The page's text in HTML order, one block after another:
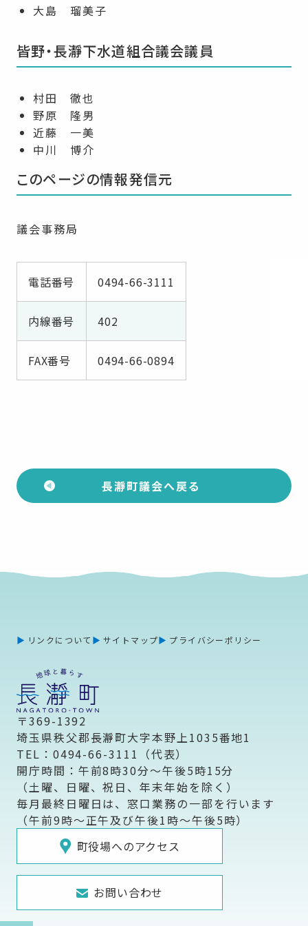
大島 瑠美子
皆野・長瀞下水道組合議会議員
村田 徹也
野原 隆男
近藤 一美
中川 博介
このページの情報発信元
議会事務局
電話番号 0494-66-3111
内線番号 402
FAX番号 0494-66-0894
長瀞町議会へ戻る
リンクについて サイトマップ プライバシーポリシー
〒369-1392
埼玉県秩父郡長瀞町大字本野上1035番地1
TEL：0494-66-3111（代表）
開庁時間：午前8時30分～午後5時15分
（土曜、日曜、祝日、年末年始を除く）
毎月最終日曜日は、窓口業務の一部を行います
（午前9時～正午及び午後1時～午後5時）
町役場へのアクセス
お問い合わせ